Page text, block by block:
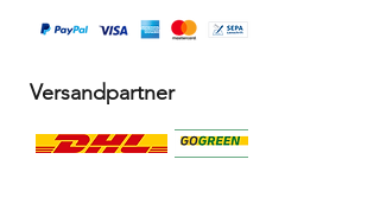
Versandpartner